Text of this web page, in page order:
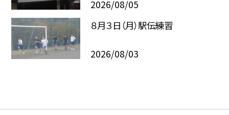
2026/08/05
８月３日（月）駅伝練習
2026/08/03